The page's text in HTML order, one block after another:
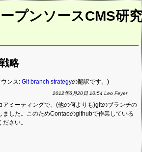
プンソースCMS研
略
ウンス:Git branch strategyの翻訳です。)
2012年6月20日 10:54 Leo Feyer
アミーティングで、(他の何よりも)gitのブランチの
ました。このためContaoのgithubで作業している
さい。